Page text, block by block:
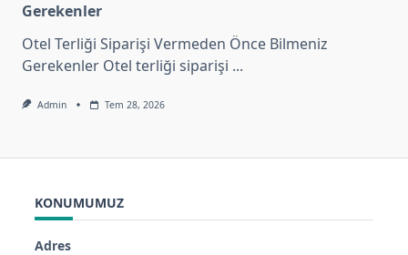
Gerekenler
Otel Terliği Siparişi Vermeden Önce Bilmeniz
Gerekenler Otel terliği siparişi ...
Admin Tem 28, 2026
KONUMUMUZ
Adres